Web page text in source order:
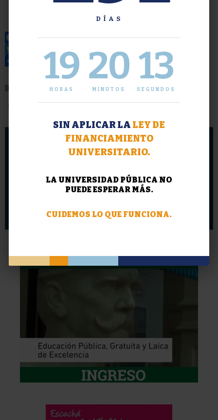
Facebook
Twitter
Buscar
DÍAS
19
HORAS
20
MINUTOS
14
SEGUNDOS
SIN APLICAR LA LEY DE
FINANCIAMIENTO
UNIVERSITARIO.
LA UNIVERSIDAD PÚBLICA NO
PUEDE ESPERAR MÁS.
CUIDEMOS LO QUE FUNCIONA.